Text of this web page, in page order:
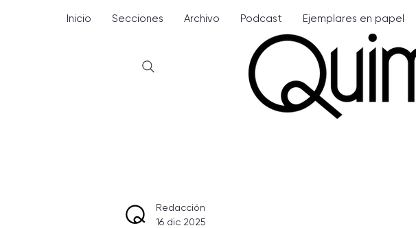
Inicio Secciones Archivo Podcast Ejemplares en papel
Redacción
16 dic 2025